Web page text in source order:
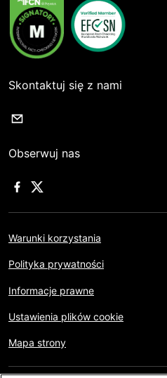
Skontaktuj się z nami
Obserwuj nas
Warunki korzystania
Polityka prywatności
Informacje prawne
Ustawienia plików cookie
Mapa strony